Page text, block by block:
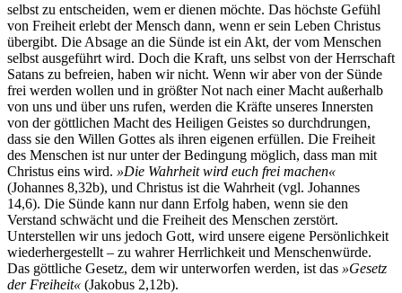
selbst zu entscheiden, wem er dienen möchte. Das höchste Gefühl
von Freiheit erlebt der Mensch dann, wenn er sein Leben Christus
übergibt. Die Absage an die Sünde ist ein Akt, der vom Menschen
selbst ausgeführt wird. Doch die Kraft, uns selbst von der Herrschaft
Satans zu befreien, haben wir nicht. Wenn wir aber von der Sünde
frei werden wollen und in größter Not nach einer Macht außerhalb
von uns und über uns rufen, werden die Kräfte unseres Innersten
von der göttlichen Macht des Heiligen Geistes so durchdrungen,
dass sie den Willen Gottes als ihren eigenen erfüllen. Die Freiheit
des Menschen ist nur unter der Bedingung möglich, dass man mit
Christus eins wird. »Die Wahrheit wird euch frei machen«
(Johannes 8,32b), und Christus ist die Wahrheit (vgl. Johannes
14,6). Die Sünde kann nur dann Erfolg haben, wenn sie den
Verstand schwächt und die Freiheit des Menschen zerstört.
Unterstellen wir uns jedoch Gott, wird unsere eigene Persönlichkeit
wiederhergestellt – zu wahrer Herrlichkeit und Menschenwürde.
Das göttliche Gesetz, dem wir unterworfen werden, ist das »Gesetz
der Freiheit« (Jakobus 2,12b).